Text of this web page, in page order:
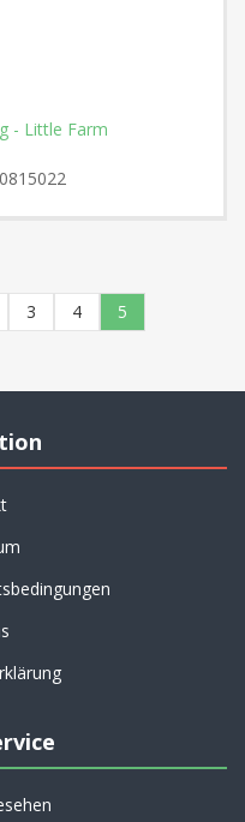
- Little Farm
3 4 5